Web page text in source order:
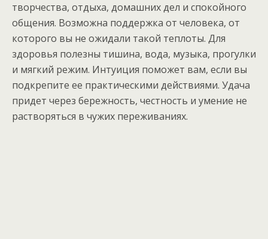
творчества, отдыха, домашних дел и спокойного
общения. Возможна поддержка от человека, от
которого вы не ожидали такой теплоты. Для
здоровья полезны тишина, вода, музыка, прогулки
и мягкий режим. Интуиция поможет вам, если вы
подкрепите ее практическими действиями. Удача
придет через бережность, честность и умение не
растворяться в чужих переживаниях.